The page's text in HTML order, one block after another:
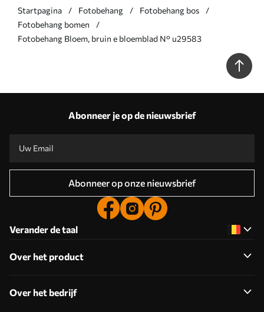
Startpagina Fotobehang
Fotobehang bos
Fotobehang bomen
Fotobehang Bloem, bruin e bloemblad N° u29583
Abonneer je op de nieuwsbrief
Abonneer op onze nieuwsbrief
Verander de taal
Over het product
Over het bedrijf